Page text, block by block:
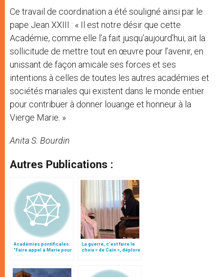
Ce travail de coordination a été souligné ainsi par le
pape Jean XXIII : « Il est notre désir que cette
Académie, comme elle l’a fait jusqu’aujourd’hui, ait la
sollicitude de mettre tout en œuvre pour l’avenir, en
unissant de façon amicale ses forces et ses
intentions à celles de toutes les autres académies et
sociétés mariales qui existent dans le monde entier
pour contribuer à donner louange et honneur à la
Vierge Marie. »
Anita S. Bourdin
Autres Publications :
Académies pontificales:
"Faire appel à Marie pour
La guerre, c’est faire le
choix « de Caïn », déplore